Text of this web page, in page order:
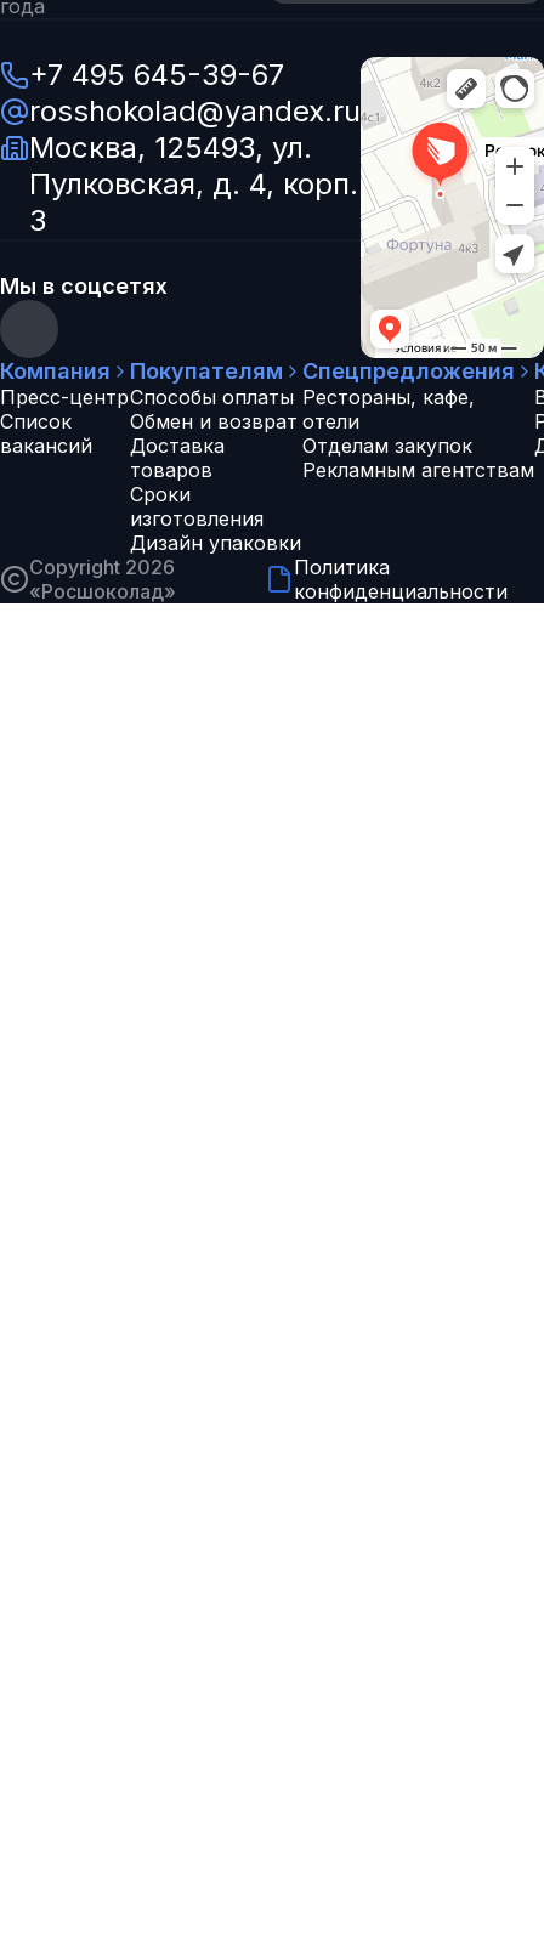
года
+7 495 645-39-67
rosshokolad@yandex.ru
Москва, 125493, ул.
Пулковская, д. 4, корп.
3
Мы в соцсетях
Компания
Пресс-центр
Список
вакансий
Покупателям
Способы оплаты
Обмен и возврат
Доставка
товаров
Сроки
изготовления
Дизайн упаковки
Спецпредложения
Рестораны, кафе,
отели
Отделам закупок
Рекламным агентствам
Copyright 2026
«Росшоколад»
Политика
конфиденциальности